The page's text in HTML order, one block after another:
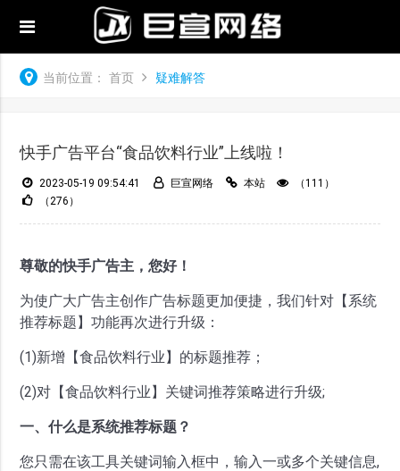
当前位置： 首页 疑难解答
快手广告平台“食品饮料行业”上线啦！
2023-05-19 09:54:41 巨宣网络 本站
（111）
（276）
尊敬的快手广告主，您好！
为使广大广告主创作广告标题更加便捷，我们针对【系统
推荐标题】功能再次进行升级：
(1)新增【食品饮料行业】的标题推荐；
(2)对【食品饮料行业】关键词推荐策略进行升级;
一、什么是系统推荐标题？
您只需在该工具关键词输入框中，输入一或多个关键信息,